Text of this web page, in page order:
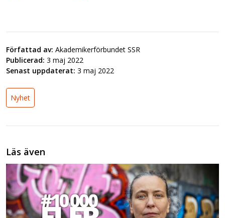
Författad av: Akademikerförbundet SSR
Publicerad: 3 maj 2022
Senast uppdaterat: 3 maj 2022
Nyhet
Läs även